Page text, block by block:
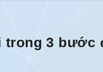
trong 3 bước